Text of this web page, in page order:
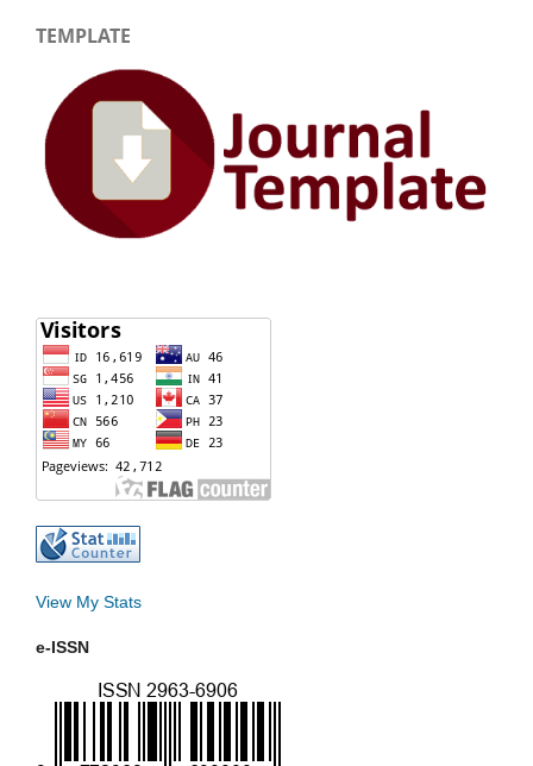
TEMPLATE
View My Stats
e-ISSN